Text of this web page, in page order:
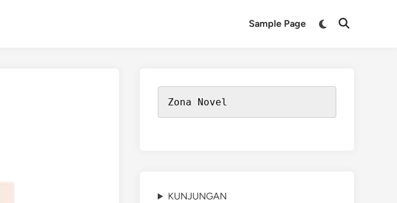
Sample Page
Switch
Open
Zona Novel
KUNJUNGAN